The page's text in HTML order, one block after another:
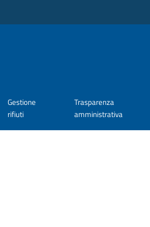
Gestione
rifiuti
Trasparenza
amministrativa